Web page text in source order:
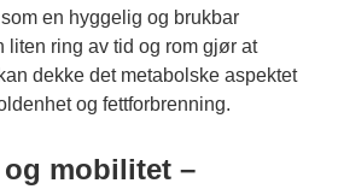
en hyggelig og brukbar
liten ring av tid og rom gjør at
dekke det metabolske aspektet
og fettforbrenning.
mobilitet –